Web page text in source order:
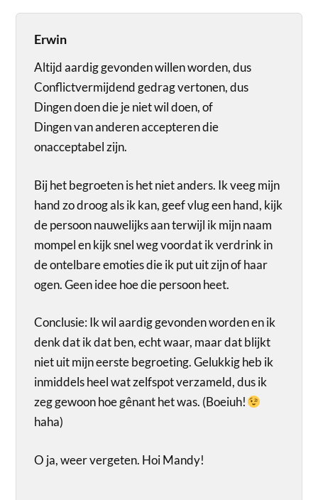
Erwin
Altijd aardig gevonden willen worden, dus
Conflictvermijdend gedrag vertonen, dus
Dingen doen die je niet wil doen, of
Dingen van anderen accepteren die
onacceptabel zijn.
Bij het begroeten is het niet anders. Ik veeg mijn
hand zo droog als ik kan, geef vlug een hand, kijk
de persoon nauwelijks aan terwijl ik mijn naam
mompel en kijk snel weg voordat ik verdrink in
de ontelbare emoties die ik put uit zijn of haar
ogen. Geen idee hoe die persoon heet.
Conclusie: Ik wil aardig gevonden worden en ik
denk dat ik dat ben, echt waar, maar dat blijkt
niet uit mijn eerste begroeting. Gelukkig heb ik
inmiddels heel wat zelfspot verzameld, dus ik
zeg gewoon hoe gênant het was. (Boeiuh!
haha)
O ja, weer vergeten. Hoi Mandy!